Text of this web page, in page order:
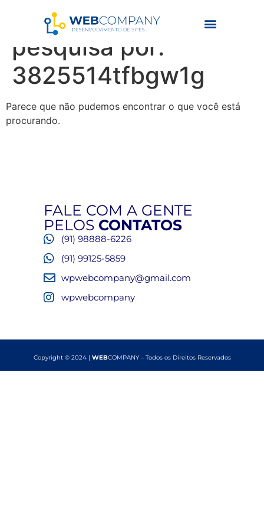
Resultados da
pesquisa por:
3825514tfbgw1g
Parece que não pudemos encontrar o que você está
procurando.
FALE COM A GENTE
PELOS CONTATOS
(91) 98888-6226
(91) 99125-5859
wpwebcompany@gmail.com
wpwebcompany
Copyright © 2024 | WEBCOMPANY – Todos os Direitos Reservados